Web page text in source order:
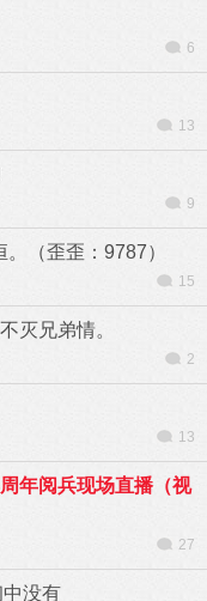
6
13
9
（歪歪：9787）
15
灭兄弟情。
2
13
年阅兵现场直播（视
27
没有